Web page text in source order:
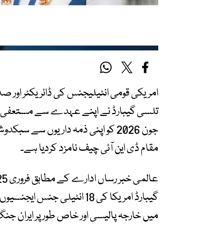
امریکی قومی انٹیلیجنس کی ڈائریکٹر
جون 2026 کو اپنی ذمہ داریوں سے
مقام ڈی این آئی چیف نامزد کردیا ہے۔
گیبارڈ امریکا کی 18
میں خارجہ پالیسی اور خاص طور پر